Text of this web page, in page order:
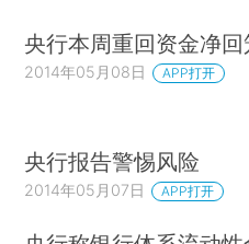
央行本周重回资金净回
2014年05月08日 APP打开
央行报告警惕风险
2014年05月07日 APP打开